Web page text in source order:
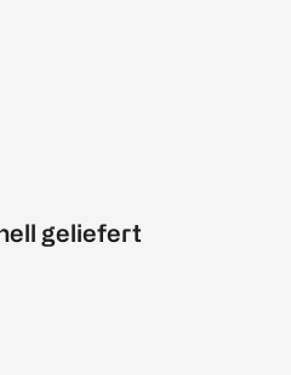
geliefert